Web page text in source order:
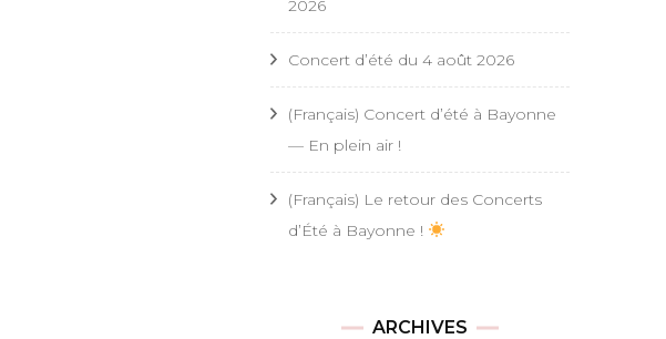
2026
Concert d’été du 4 août 2026
(Français) Concert d’été à Bayonne
— En plein air !
(Français) Le retour des Concerts
d’Été à Bayonne !
ARCHIVES